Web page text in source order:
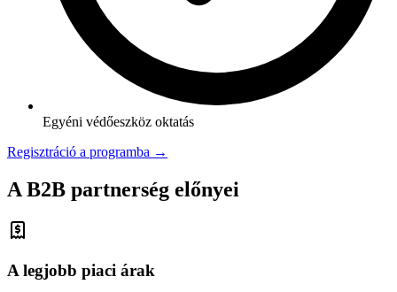
Egyéni védőeszköz oktatás
Regisztráció a programba →
A B2B partnerség előnyei
A legjobb piaci árak